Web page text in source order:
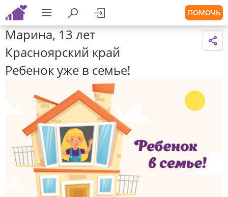
ПОМОЧЬ
Марина, 13 лет
Красноярский край
Ребенок уже в семье!